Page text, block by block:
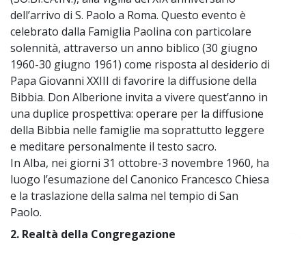
dell’arrivo di S. Paolo a Roma. Questo evento è
celebrato dalla Famiglia Paolina con particolare
solennità, attraverso un anno biblico (30 giugno
1960-30 giugno 1961) come risposta al desiderio di
Papa Giovanni XXIII di favorire la diffusione della
Bibbia. Don Alberione invita a vivere quest’anno in
una duplice prospettiva: operare per la diffusione
della Bibbia nelle famiglie ma soprattutto leggere
e meditare personalmente il testo sacro.
In Alba, nei giorni 31 ottobre-3 novembre 1960, ha
luogo l’esumazione del Canonico Francesco Chiesa
e la traslazione della salma nel tempio di San
Paolo.
2. Realtà della Congregazione